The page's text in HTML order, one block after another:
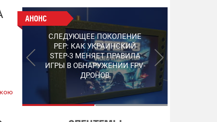
АНОНС
СЛЕДУЮЩЕЕ ПОКОЛЕНИЕ
PEP: КАК УКРАИНСКИЙ
STEP-3 МЕНЯЕТ ПРАВИЛА
ИГРЫ В ОБНАРУЖЕНИИ FPV-
ДРОНОВ
АНОНС
РАБОТАЮТ НА ПЕРЕДОВОЙ:
ПОДДЕРЖИТЕ ВОЕНКОРОВ
"5 КАНАЛА", КОТОРЫЕ
СНИМАЮТ НА САМЫХ
ГОРЯЧИХ НАПРАВЛЕНИЯХ
ФРОНТА